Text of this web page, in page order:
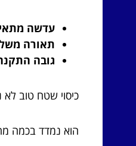
עדשה
תאורה
גובה
כיסוי שטח טוב
הוא נמדד בכמה